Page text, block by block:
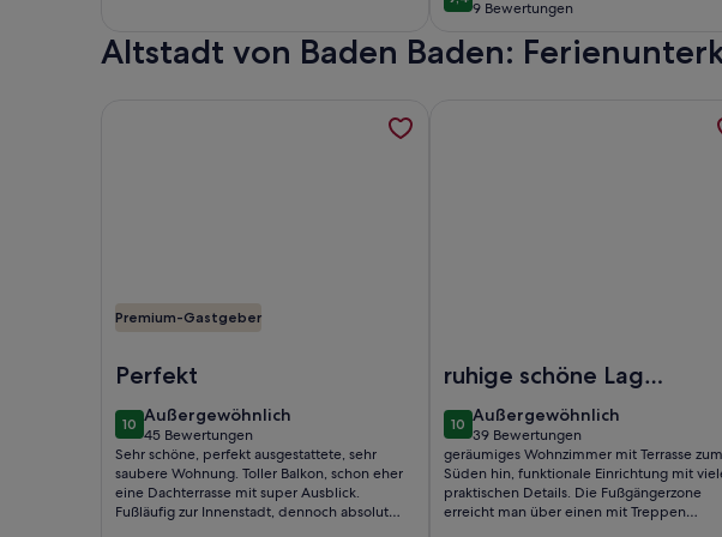
9,4 von 10
9 Bewertungen
(9
bewertungen)
Altstadt von Baden Baden:
Premium-Gastgeber
Perfekt
1010 von 10
Außergewöhnlich
außergewöhnlich
45 Bewertungen
(45
bewertungen)
Sehr schöne, perfekt ausgestattete, sehr
saubere Wohnung. Toller Balkon, schon eher
eine Dachterrasse mit super Ausblick.
Fußläufig zur Innenstadt, dennoch absolut
ruhige schöne Lage
und doch nah am
Zentrum
1010 von 10
Außergewöhnlich
außergewöhnlich
39 Bewertungen
(39
bewertungen)
geräumiges Wohnzimmer mit Terrasse zum
Süden hin, funktionale Einrichtung mit
praktischen Details. Die Fußgängerzone
erreicht man über einen mit Treppen